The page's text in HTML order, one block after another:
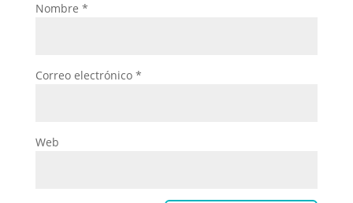
Nombre *
Correo electrónico *
Web